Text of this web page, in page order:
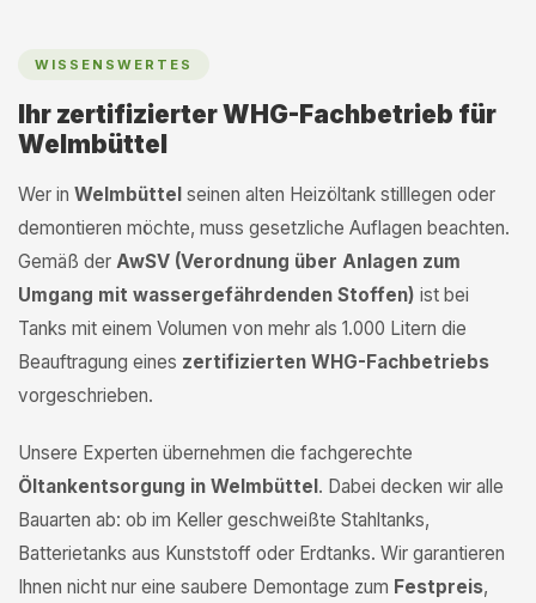
WISSENSWERTES
Ihr zertifizierter WHG-Fachbetrieb für
Welmbüttel
Wer in Welmbüttel seinen alten Heizöltank stilllegen oder
demontieren möchte, muss gesetzliche Auflagen beachten.
Gemäß der AwSV (Verordnung über Anlagen zum
Umgang mit wassergefährdenden Stoffen) ist bei
Tanks mit einem Volumen von mehr als 1.000 Litern die
Beauftragung eines zertifizierten WHG-Fachbetriebs
vorgeschrieben.
Unsere Experten übernehmen die fachgerechte
Öltankentsorgung in Welmbüttel. Dabei decken wir alle
Bauarten ab: ob im Keller geschweißte Stahltanks,
Batterietanks aus Kunststoff oder Erdtanks. Wir garantieren
Ihnen nicht nur eine saubere Demontage zum Festpreis,